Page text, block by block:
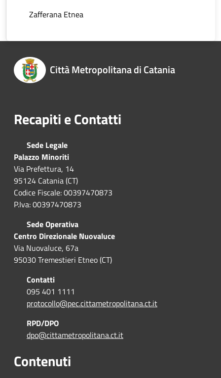
Zafferana Etnea
Città Metropolitana di Catania
Recapiti e Contatti
Sede Legale
Palazzo Minoriti
Via Prefettura, 14
95124 Catania (CT)
Codice Fiscale: 00397470873
P.Iva: 00397470873
Sede Operativa
Centro Direzionale Nuovaluce
Via Nuovaluce, 67a
95030 Tremestieri Etneo (CT)
Contatti
095 401 1111
protocollo@pec.cittametropolitana.ct.it
RPD/DPO
dpo@cittametropolitana.ct.it
Contenuti